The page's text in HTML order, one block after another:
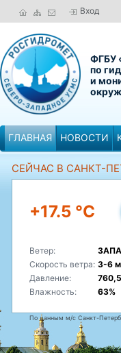
Вход
ФГБУ
по
и
ГЛАВНАЯ НОВОСТИ
СЕЙЧАС В САНКТ-
+17.5 °C
Ветер:
Скорость ветра:
Давление:
Влажность:
3-6
63%
По данным м/с Санкт-